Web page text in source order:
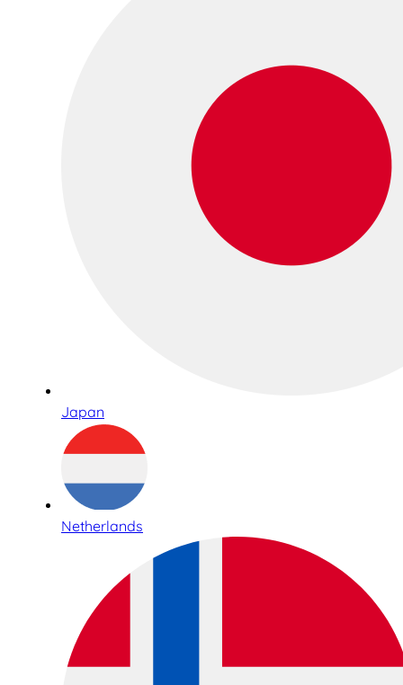
Japan
Netherlands